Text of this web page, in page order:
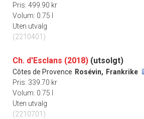
Pris: 499.90 kr
Volum: 0.75 l
Uten utvalg
(2210401)
Ch. d'Esclans (2018) (utsolgt)
Côtes de Provence Rosévin, Frankrike
Pris: 339.70 kr
Volum: 0.75 l
Uten utvalg
(2210701)